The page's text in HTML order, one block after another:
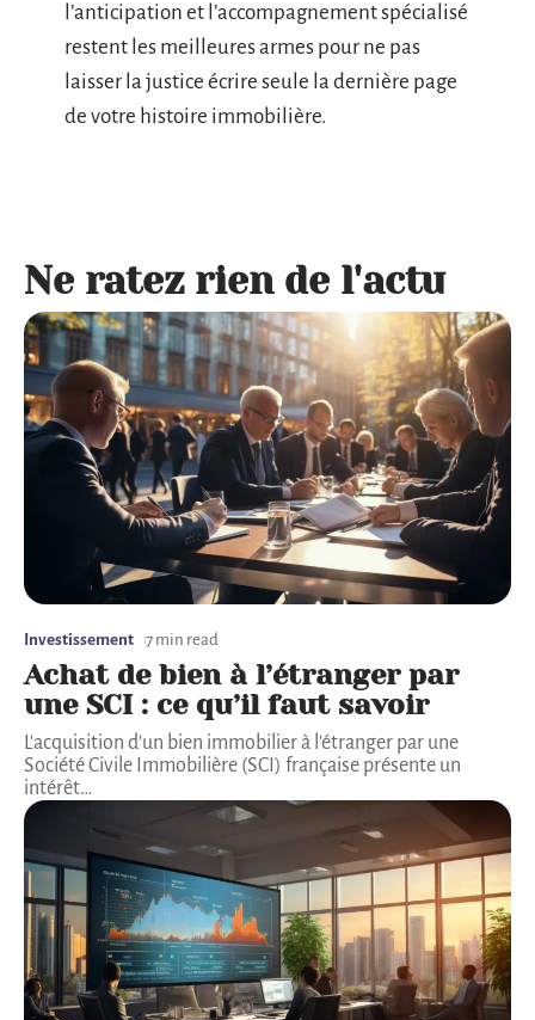
l’anticipation et l’accompagnement spécialisé
restent les meilleures armes pour ne pas
laisser la justice écrire seule la dernière page
de votre histoire immobilière.
Ne ratez rien de l'actu
Investissement 7 min read
Achat de bien à l’étranger par
une SCI : ce qu’il faut savoir
L'acquisition d'un bien immobilier à l'étranger par une
Société Civile Immobilière (SCI) française présente un
intérêt…